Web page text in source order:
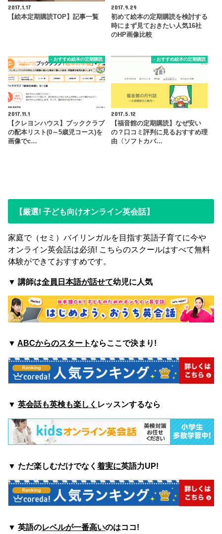
2017.1.17
【絵本定期購読TOP】記事一覧
2017.9.29
初めて絵本の定期購読を検討する
時にまず見ておきたい人気16社
のHP画像比較
- おすすめ絵本の定期購読
2017.11.1
【クレヨンハウス】ブッククラブ
の配本リスト(0～5歳児コース)を
画像でc…
- おすすめ絵本の定期購読
2017.5.12
【福音館の定期購読】なぜ安い
の？口コミ評判に見るおすすめ理
由〈ソフトカバ…
【厳選! 子ども向けオンライン英会話】
家庭で（セミ）バイリンガルを目指す英語子育てに今や
オンライン英会話は必須! こちらのスクールはすべて無料
体験ができておすすめです。
▼講師は全員日本語が話せて幼児に人気
▼ABCからのスタートならここで決まり!
▼英会話も英検も楽しく レッスンするなら
▼ ただ楽しむだけでなく着実に英語力UP!
▼ 英語のレベルが一番高いのはココ!